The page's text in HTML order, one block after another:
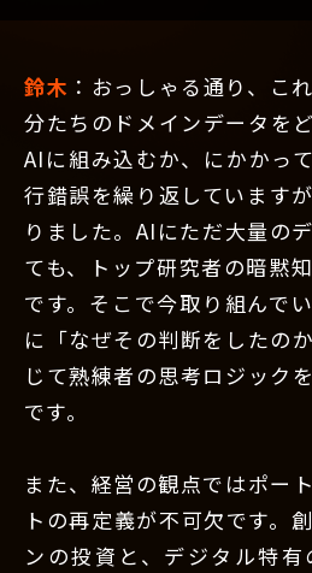
鈴木 ：おっしゃる通り、こ
分たちのドメインデータを
AIに組み込むか、にかかっ
行錯誤を繰り返しています
りました。AIにただ大量の
ても、トップ研究者の暗黙
です。そこで今取り組んで
に「なぜその判断をしたの
じて熟練者の思考ロジック
です。
また、経営の観点ではポー
トの再定義が不可欠です。
ンの投資と、デジタル特